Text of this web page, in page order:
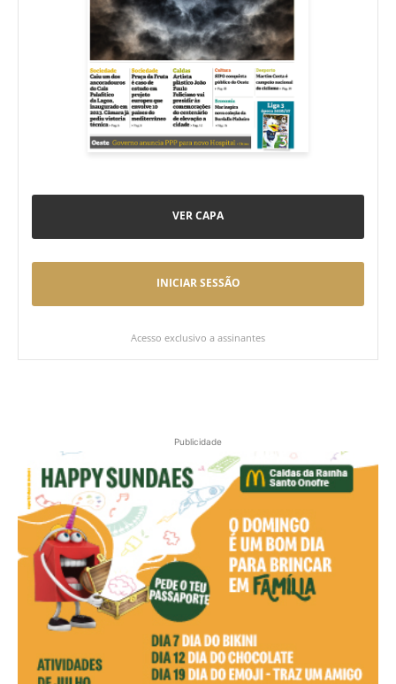
VER CAPA
INICIAR SESSÃO
Acesso exclusivo a assinantes
Publicidade